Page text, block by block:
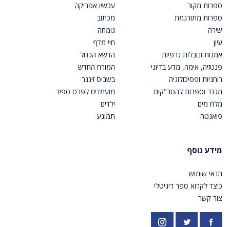
ספרות מקור
ספרות מתורגמת
שירה
עיון
אמנות ונובלות גרפיות
פנטזיה, אימה, מדע בדיוני
רוחניות ופסיכולוגיה
מגדר וספרות להטב"קית
מלח מים
פואנטה
עכשיו אפריקה
מכתוב
גומחה
חיי מדף
הדשא הגדול
המזרח החדש
בשביס זינגר
מועמדים לפרס ספיר
ילדים
תמונע
מידע נוסף
תנאי שימוש
כיצד לקרוא ספר דיגיטלי
צור קשר
פייסבוק https://twitter.com/PardesPublish
אינסטגרם